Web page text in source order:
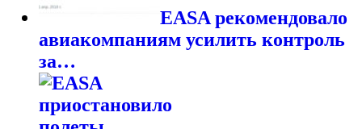
EASA рекомендовало
авиакомпаниям усилить контроль
за…